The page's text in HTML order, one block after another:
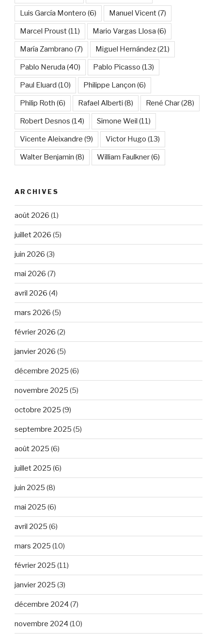
Luis García Montero (6) Manuel Vicent(7)
Marcel Proust(11) Mario Vargas Llosa (6)
María Zambrano (7) Miguel Hernández(21)
Pablo Neruda (40) Pablo Picasso (13)
Paul Eluard (10) Philippe Lançon (6)
Philip Roth (6) Rafael Alberti (8) René Char(28)
Robert Desnos (14) Simone Weil (11)
Vicente Aleixandre (9) Victor Hugo (13)
Walter Benjamin (8) William Faulkner(6)
ARCHIVES
août 2026 (1)
juillet 2026 (5)
juin 2026 (3)
mai 2026 (7)
avril 2026 (4)
mars 2026 (5)
février 2026 (2)
janvier 2026 (5)
décembre 2025 (6)
novembre 2025 (5)
octobre 2025 (9)
septembre 2025 (5)
août 2025 (6)
juillet 2025 (6)
juin 2025 (8)
mai 2025 (6)
avril 2025 (6)
mars 2025 (10)
février 2025 (11)
janvier 2025 (3)
décembre 2024 (7)
novembre 2024 (10)